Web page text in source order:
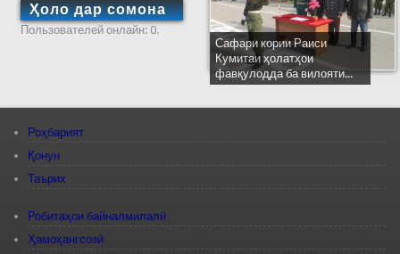
Ҳоло дар сомона
Пользователей онлайн: 0.
Сафари кории Раиси
Кумитаи ҳолатҳои
фавқулодда ба вилояти...
Роҳбарият
Қонун
Таърих
Робитаҳои байналмилалӣ
Ҳамоҳангсозӣ